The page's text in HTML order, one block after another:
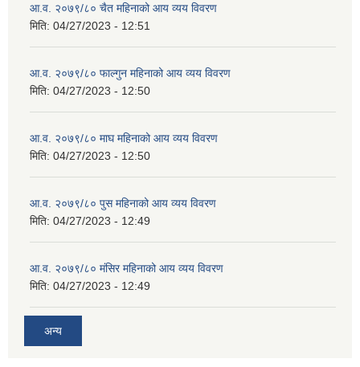
आ.व. २०७९/८० चैत महिनाको आय व्यय विवरण
मिति: 04/27/2023 - 12:51
आ.व. २०७९/८० फाल्गुन महिनाको आय व्यय विवरण
मिति: 04/27/2023 - 12:50
आ.व. २०७९/८० माघ महिनाको आय व्यय विवरण
मिति: 04/27/2023 - 12:50
आ.व. २०७९/८० पुस महिनाको आय व्यय विवरण
मिति: 04/27/2023 - 12:49
आ.व. २०७९/८० मंसिर महिनाको आय व्यय विवरण
मिति: 04/27/2023 - 12:49
अन्य